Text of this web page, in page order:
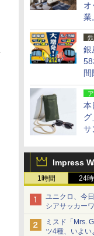
オ
業
ト
も
銀
間
～
本
グ
サ
Impress
1時間 24
ユニクロ、今
シアサッカー
ショーツは
ミスド「Mrs.
ツ4種、いよい